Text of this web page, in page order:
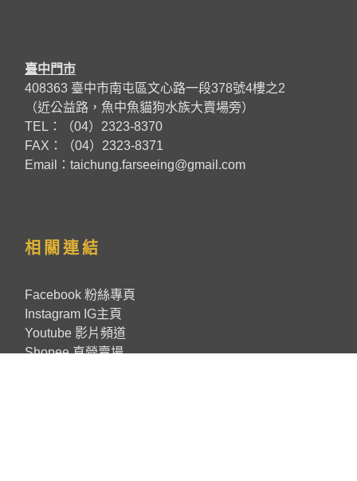
臺中門市
408363 臺中市南屯區文心路一段378號4樓之2
（近公益路，魚中魚貓狗水族大賣場旁）
TEL：（04）2323-8370
FAX：（04）2323-8371
Email：taichung.farseeing@gmail.com
相關連結
Facebook 粉絲專頁
Instagram IG主頁
Youtube 影片頻道
Shopee 直營賣場